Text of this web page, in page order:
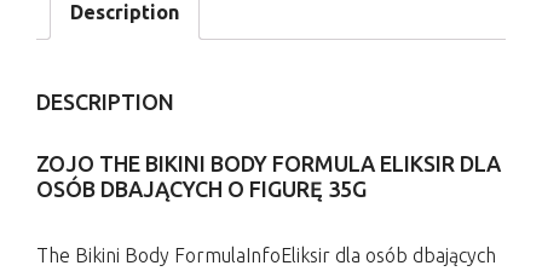
Description
DESCRIPTION
ZOJO THE BIKINI BODY FORMULA ELIKSIR DLA
OSÓB DBAJĄCYCH O FIGURĘ 35G
The Bikini Body FormulaInfoEliksir dla osób dbających